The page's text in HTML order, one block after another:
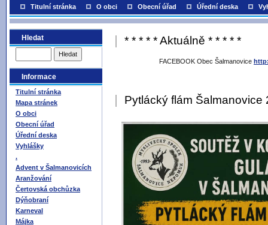
Titulní stránka O obci Obecní úřad Úřední deska
Hledat
Informace
Titulní stránka
Mapa stránek
O obci
Obecní úřad
Úřední deska
Vyhlášky
.
Advent v Šalmanovicích
Aranžování
Čertovská obchůzka
Dýňobraní
Karneval
Májka
* * * * * Aktuálně * * * * *
FACEBOOK Obec Šalmanovice
Pytlácký flám Šalmanovice